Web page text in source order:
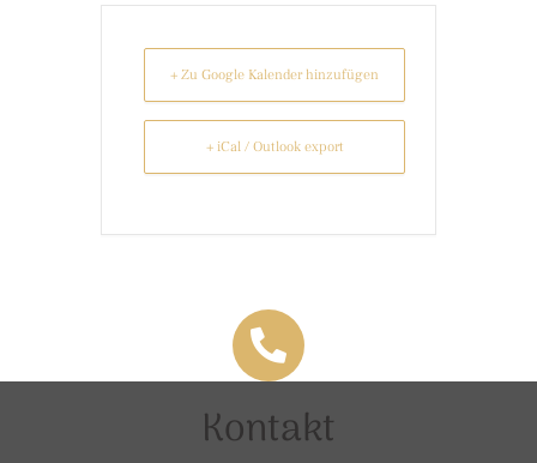
+ Zu Google Kalender hinzufügen
+ iCal / Outlook export
Kontakt